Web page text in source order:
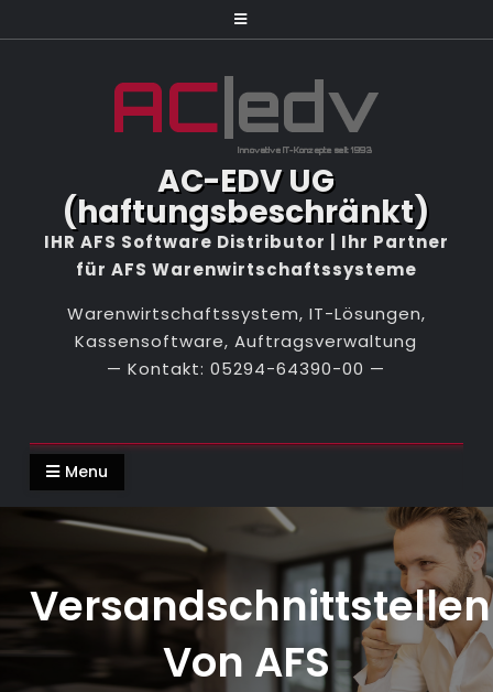
to
AC-EDV UG
(haftungsbeschränkt)
Warenwirtschaftssystem, IT-Lösungen,
Kassensoftware, Auftragsverwaltung
Menu
Versandschnittstellen
Von AFS